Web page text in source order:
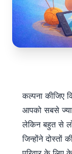
कल्पना कीजिए
आपको सबसे
लेकिन बहुत से
जिन्होंने